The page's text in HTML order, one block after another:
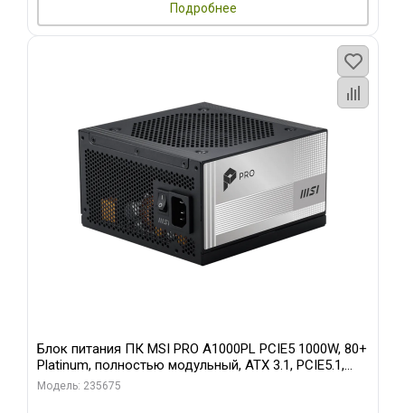
Подробнее
Блок питания ПК MSI PRO A1000PL PCIE5 1000W, 80+
Platinum, полностью модульный, ATX 3.1, PCIE5.1,
RTL
Модель: 235675